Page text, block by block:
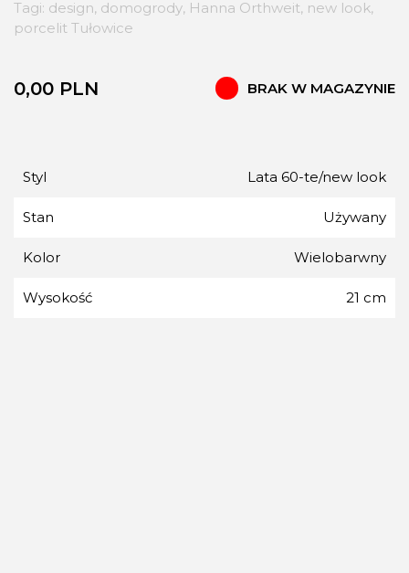
Tagi: design, domogrody, Hanna Orthweit, new look,
porcelit Tułowice
0,00 PLN BRAK W MAGAZYNIE
Styl Lata 60-te/new look
Stan Używany
Kolor Wielobarwny
Wysokość 21 cm